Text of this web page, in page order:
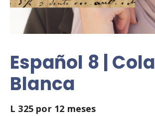
Español 8 | Cola
Blanca
L 325 por 12 meses